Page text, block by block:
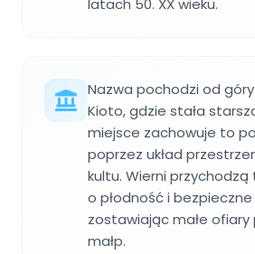
latach 50. XX wieku.
Nazwa pochodzi od
Kioto, gdzie stała
miejsce zachowuje to
poprzez układ
kultu. Wierni
o płodność i
zostawiając małe
małp.